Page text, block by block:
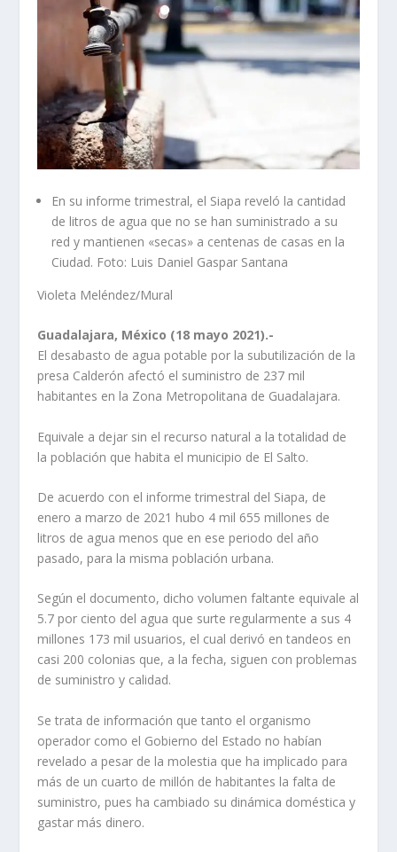
En su informe trimestral, el Siapa reveló la cantidad
de litros de agua que no se han suministrado a su
red y mantienen «secas» a centenas de casas en la
Ciudad. Foto: Luis Daniel Gaspar Santana
Violeta Meléndez/Mural
Guadalajara, México (18 mayo 2021).-
El desabasto de agua potable por la subutilización de la
presa Calderón afectó el suministro de 237 mil
habitantes en la Zona Metropolitana de Guadalajara.
Equivale a dejar sin el recurso natural a la totalidad de
la población que habita el municipio de El Salto.
De acuerdo con el informe trimestral del Siapa, de
enero a marzo de 2021 hubo 4 mil 655 millones de
litros de agua menos que en ese periodo del año
pasado, para la misma población urbana.
Según el documento, dicho volumen faltante equivale al
5.7 por ciento del agua que surte regularmente a sus 4
millones 173 mil usuarios, el cual derivó en tandeos en
casi 200 colonias que, a la fecha, siguen con problemas
de suministro y calidad.
Se trata de información que tanto el organismo
operador como el Gobierno del Estado no habían
revelado a pesar de la molestia que ha implicado para
más de un cuarto de millón de habitantes la falta de
suministro, pues ha cambiado su dinámica doméstica y
gastar más dinero.